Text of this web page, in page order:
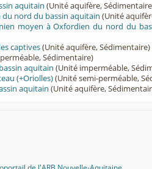
aquitain (Unité aquifère,
du nord du bassin aquitain (Unité
moyen à Oxfordien du nord du
captives(Unité aquifère, Sédimentaire)
Sédimentaire)
aquitain (Unité imperméable,
(+Oriolles)(Unité semi-perméable,
aquitain (Unité aquifère,